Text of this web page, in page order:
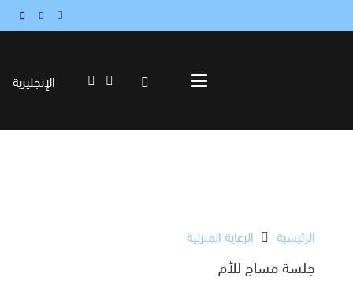
الإنجليزية
الرئيسية الرعاية المنزلية
جلسة مساج للأم